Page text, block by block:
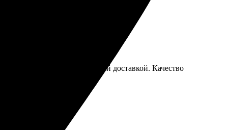
открытки с быстрой доставкой. Качество